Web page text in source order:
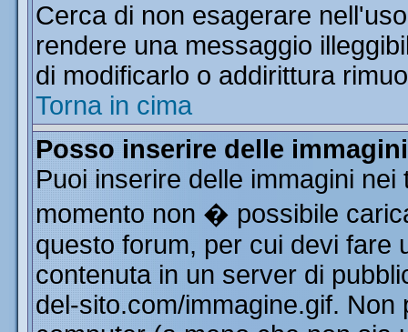
Cerca di non esagerare
rendere una messaggio
di modificarlo o addirittura
Torna in cima
Posso inserire delle
Puoi inserire delle immagini
momento non � possibile
questo forum, per cui devi fare
contenuta in un server di
del-sito.com/immagine.gif.